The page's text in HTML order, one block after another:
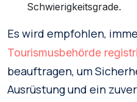
Schwierigkeitsgrade.
Es wird empfohlen,
Tourismusbehörde
beauftragen, um
Ausrüstung und ein